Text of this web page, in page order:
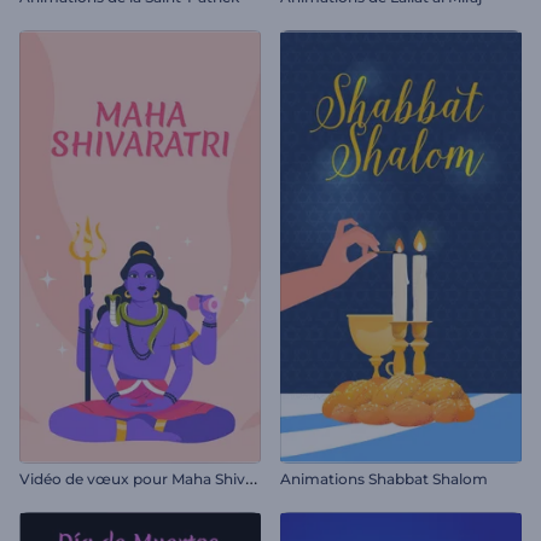
V
idéo de vœux pour Maha Shivratri Animations Shabbat Shalom